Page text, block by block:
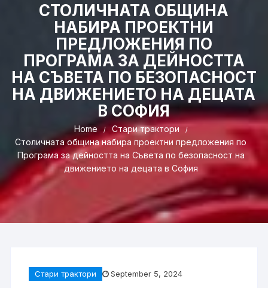
СТОЛИЧНАТА ОБЩИНА
НАБИРА ПРОЕКТНИ
ПРЕДЛОЖЕНИЯ ПО
ПРОГРАМА ЗА ДЕЙНОСТТА
НА СЪВЕТА ПО БЕЗОПАСНОСТ
НА ДВИЖЕНИЕТО НА ДЕЦАТА
В СОФИЯ
Home
Стари трактори
Столичната община набира проектни предложения по
Програма за дейността на Съвета по безопасност на
движението на децата в София
Стари трактори September 5, 2024